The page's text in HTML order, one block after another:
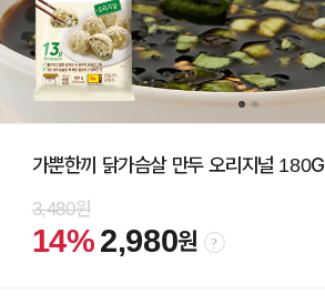
가뿐한끼 닭가슴살 만두 오리지널 180G
3,480원
14%2,980원